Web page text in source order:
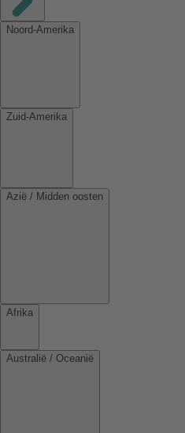
Noord-Amerika
Zuid-Amerika
Azië / Midden oosten
Afrika
Australië / Oceanië